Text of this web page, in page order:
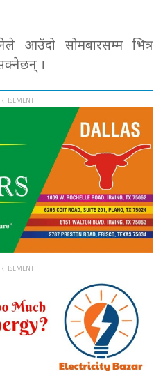
आउँदो सोमबारसम्म भित्र
।